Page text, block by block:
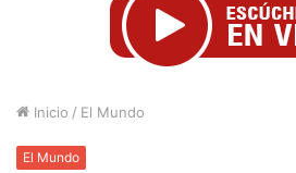
Inicio / El Mundo
El Mundo